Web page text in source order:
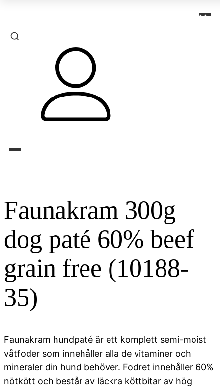
Faunakram 300g
dog paté 60% beef
grain free (10188-
35)
Faunakram hundpaté är ett komplett semi-moist
våtfoder som innehåller alla de vitaminer och
mineraler din hund behöver. Fodret innehåller 60%
nötkött och består av läckra köttbitar av hög
×